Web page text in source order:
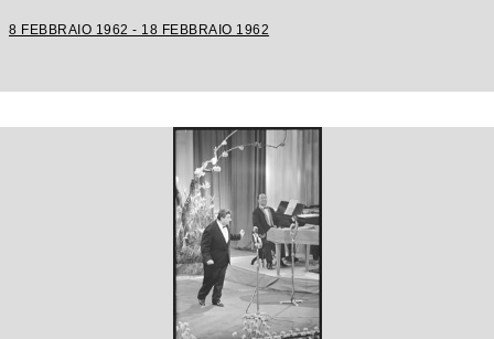
8 FEBBRAIO 1962 - 18 FEBBRAIO 1962